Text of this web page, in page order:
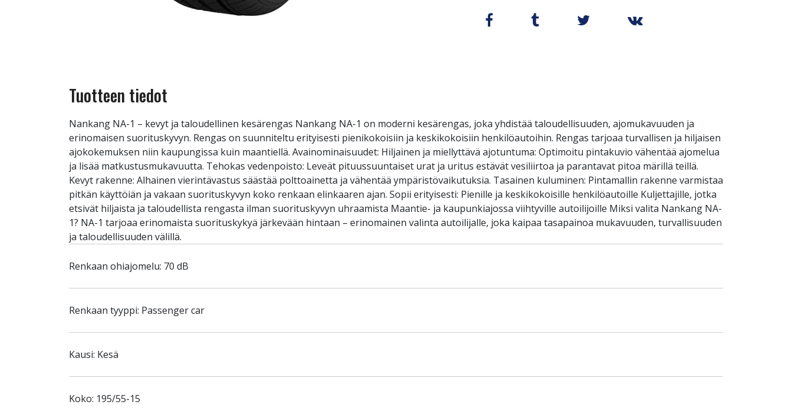
Tuotteen tiedot
Nankang NA-1 – kevyt ja taloudellinen kesärengas Nankang NA-1 on moderni kesärengas, joka yhdistää taloudellisuuden, ajomukavuuden ja
erinomaisen suorituskyvyn. Rengas on suunniteltu erityisesti pienikokoisiin ja keskikokoisiin henkilöautoihin. Rengas tarjoaa turvallisen ja hiljaisen
ajokokemuksen niin kaupungissa kuin maantiellä. Avainominaisuudet: Hiljainen ja miellyttävä ajotuntuma: Optimoitu pintakuvio vähentää ajomelua
ja lisää matkustusmukavuutta. Tehokas vedenpoisto: Leveät pituussuuntaiset urat ja uritus estävät vesiliirtoa ja parantavat pitoa märillä teillä.
Kevyt rakenne: Alhainen vierintävastus säästää polttoainetta ja vähentää ympäristövaikutuksia. Tasainen kuluminen: Pintamallin rakenne varmistaa
pitkän käyttöiän ja vakaan suorituskyvyn koko renkaan elinkaaren ajan. Sopii erityisesti: Pienille ja keskikokoisille henkilöautoille Kuljettajille, jotka
etsivät hiljaista ja taloudellista rengasta ilman suorituskyvyn uhraamista Maantie- ja kaupunkiajossa viihtyville autoilijoille Miksi valita Nankang NA-
1? NA-1 tarjoaa erinomaista suorituskykyä järkevään hintaan – erinomainen valinta autoilijalle, joka kaipaa tasapainoa mukavuuden, turvallisuuden
ja taloudellisuuden välillä.
Renkaan ohiajomelu: 70 dB
Renkaan tyyppi: Passenger car
Kausi: Kesä
Koko: 195/55-15